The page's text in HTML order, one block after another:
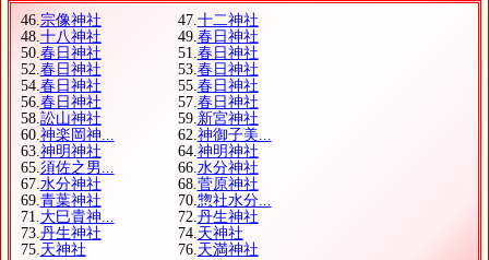
46.宗像神社 47.十二神社
48.十八神社 49.春日神社
50.春日神社 51.春日神社
52.春日神社 53.春日神社
54.春日神社 55.春日神社
56.春日神社 57.春日神社
58.訟山神社 59.新宮神社
60.神楽岡神... 62.神御子美...
63.神明神社 64.神明神社
65.須佐之男... 66.水分神社
67.水分神社 68.菅原神社
69.青葉神社 70.惣社水分...
71.大巳貴神... 72.丹生神社
73.丹生神社 74.天神社
75.天神社 76.天満神社